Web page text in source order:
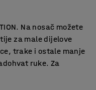
Na nosač možete
za male dijelove
trake i ostale manje
ruke. Za